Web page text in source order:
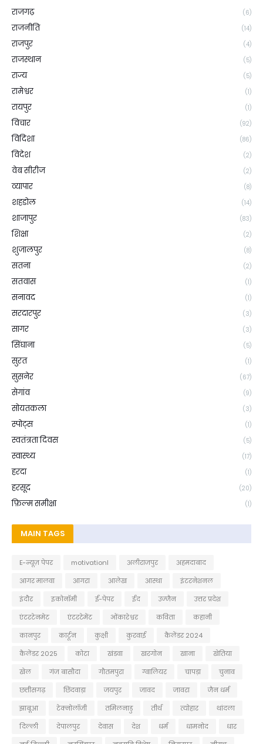
राजगढ़ (6)
राजनीति (14)
राजपुर (4)
राजस्थान (5)
राज्य (5)
रामेश्वर (1)
रायपुर (1)
विचार (92)
विदिशा (86)
विदेश (2)
वेब सीरीज (2)
व्यापार (8)
शहडोल (14)
शाजापुर (83)
शिक्षा (2)
शुजालपुर (8)
सतना (2)
सतवास (1)
सनावद (1)
सरदारपुर (3)
सागर (3)
सिंघाना (5)
सुरत (1)
सुसनेर (67)
सेगांव (9)
सोयतकला (3)
स्पोट्स (1)
स्वतंत्रता दिवस (5)
स्वास्थ्य (17)
हरदा (1)
हरसूद (20)
फ़िल्म समीक्षा (1)
MAIN TAGS
E-न्यूज़ पेपर motivationl अलीराजपुर
अहमदाबाद
आगर मालवा
आगरा आलेख आस्था
इंटरनेशनल
इंदौर
इकोनॉमी ई-पेपर ईद उज्जैन
उत्तर प्रदेश
एंटरटेनमेट
एंटरटेमेंट ओंकारेश्वर कविता
कहानी
कानपुर
कार्टून कुक्षी कुरवाई
कैलेंडर 2024
कैलेंडर 2025
कोटा खंडवा खरगोन खाना
खेतिया
खेल
गंज बासौदा गौतमपुरा ग्वालियर चापड़ा
चुनाव
छत्तीसगढ़
छिंदवाड़ा जयपुर जावद जावरा
जैन धर्म
झाबूआ
टेक्नोलॉजी तमिलनाडु तीर्थ त्योहार
थांदला
दिल्ली
देपालपुर देवास देश धर्म धामनोद
धार